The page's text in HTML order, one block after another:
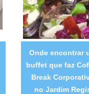
Onde encontrar
buffet que faz
Break
no Jardim